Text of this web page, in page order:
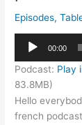
Episodes,
Lecteur
audio
00:00
Podcast: Play
83.8MB)
Hello
french